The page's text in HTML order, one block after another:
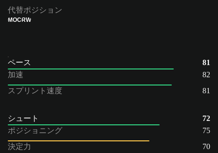
代替ポジション
MOCRW
ペース
81
加速
82
スプリント速度
81
シュート
72
ポジショニング
75
決定力
70